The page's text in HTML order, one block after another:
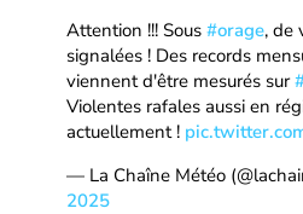
Attention !!! Sous #orage, de
signalées ! Des records
viennent d'être mesurés sur
Violentes rafales aussi en
actuellement !
— La Chaîne Météo
2025